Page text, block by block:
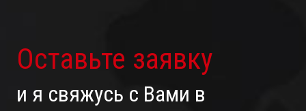
Оставьте заявку
и я свяжусь с Вами в